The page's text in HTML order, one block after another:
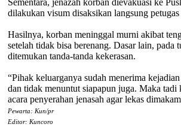
dilakukan visum disaksikan langsung
Hasilnya, korban meninggal murni akibat
setelah tidak bisa berenang. Dasar lain, pada
ditemukan tanda-tanda kekerasan.
“Pihak keluarganya sudah menerima
dan tidak menuntut siapapun juga. Maka tadi
acara penyerahan jenasah agar lekas
Pewarta: Kun/pr
Editor: Kuncoro